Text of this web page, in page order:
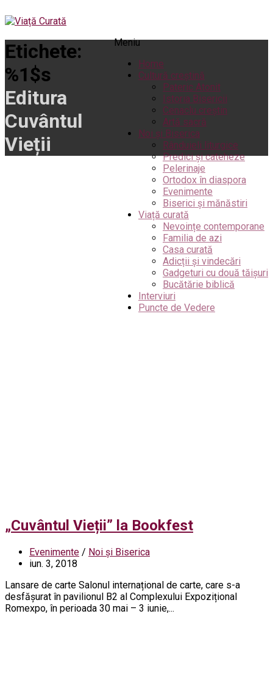
Meniu
Home
Cultură creștină
Pateric Atonit
Istoria Bisericii
Cenaclu creștin
Artă sacră
Noi și Biserica
Rânduieli liturgice
Predici și cateheze
Pelerinaje
Ortodox în diaspora
Evenimente
Biserici și mănăstiri
Viață curată
Nevoințe contemporane
Familia de azi
Casa curată
Adicții și vindecări
Gadgeturi cu două tăișuri
Bucătărie biblică
Interviuri
Puncte de Vedere
Etichete:
%1$s
Editura
Cuvântul
Vieții
„Cuvântul Vieții” la Bookfest
Evenimente / Noi și Biserica
iun. 3, 2018
Lansare de carte Salonul interna­țional de carte, care s-a
desfăşurat în pavilionul B2 al Complexului Expozițional
Romexpo, în perioada 30 mai – 3 iunie,...